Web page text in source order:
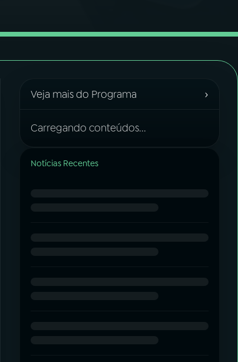
Veja mais do Programa ›
Carregando conteúdos...
Notícias Recentes